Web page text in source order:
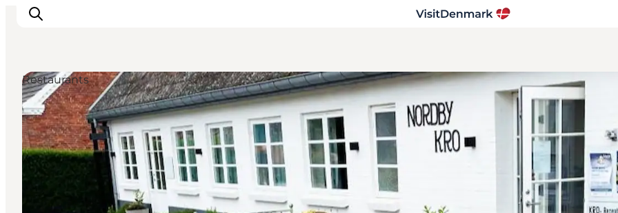
Inspirations
Destinations
Quoi faire
Hébergements
Planifiez votre voyage
Restaurants